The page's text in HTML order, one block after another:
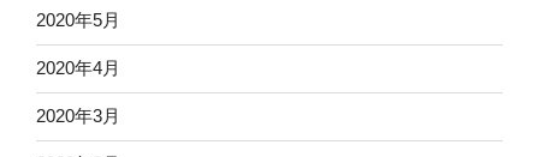
2020年5月
2020年4月
2020年3月